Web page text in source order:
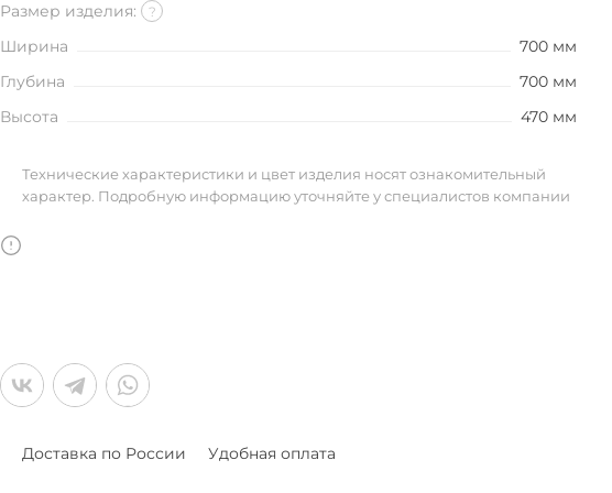
Размер изделия:
?
Ширина
700 мм
Глубина
700 мм
Высота
470 мм
Технические характеристики и цвет изделия носят ознакомительный
характер. Подробную информацию уточняйте у специалистов компании
Доставка по России Удобная оплата